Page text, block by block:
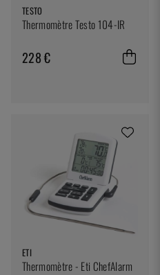
TESTO
Thermomètre Testo 104-IR
228 €
ETI
Thermomètre - Eti ChefAlarm